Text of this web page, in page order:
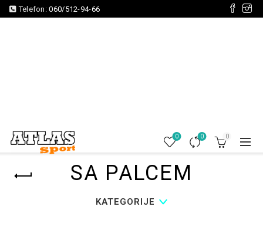
Telefon:060/512-94-66
0 0 0
SA PALCEM
KATEGORIJE